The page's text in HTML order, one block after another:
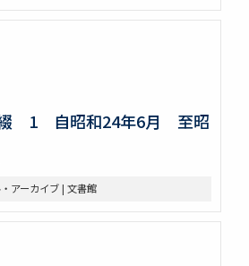
綴 1 自昭和24年6月 至昭
アーカイブ | 文書館